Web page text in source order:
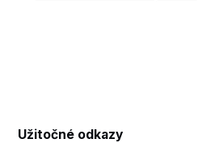
Užitočné odkazy